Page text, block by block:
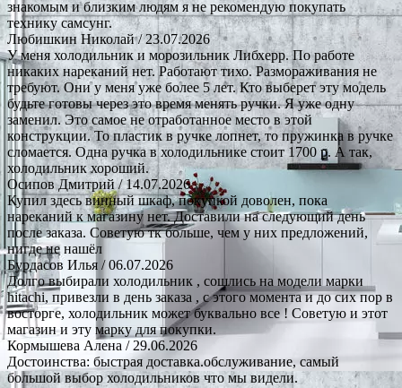
знакомым и близким людям я не рекомендую покупать
технику самсунг.
Любишкин Николай/ 23.07.2026
У меня холодильник и морозильник Либхерр. По работе
никаких нареканий нет. Работают тихо. Размораживания не
требуют. Они у меня уже более 5 лет. Кто выберет эту модель
будьте готовы через это время менять ручки. Я уже одну
заменил. Это самое не отработанное место в этой
конструкции. То пластик в ручке лопнет, то пружинка в ручке
сломается. Одна ручка в холодильнике стоит 1700 р. А так,
холодильник хороший.
Осипов Дмитрий/ 14.07.2026
Купил здесь винный шкаф, покупкой доволен, пока
нареканий к магазину нет. Доставили на следующий день
после заказа. Советую тк больше, чем у них предложений,
нигде не нашёл
Бурдасов Илья / 06.07.2026
Долго выбирали холодильник , сошлись на модели марки
hitachi, привезли в день заказа , с этого момента и до сих пор в
восторге, холодильник может буквально все ! Советую и этот
магазин и эту марку для покупки.
Кормышева Алена / 29.06.2026
Достоинства: быстрая доставка.обслуживание, самый
большой выбор холодильников что мы видели.